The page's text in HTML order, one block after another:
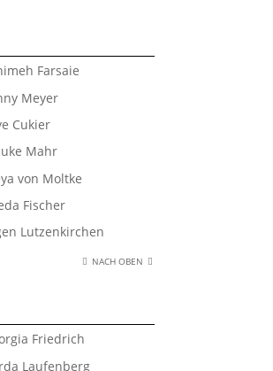
Farsaie
Meyer
Cukier
Mahr
von Moltke
Fischer
Lutzenkirchen
NACH OBEN
Friedrich
Laufenberg